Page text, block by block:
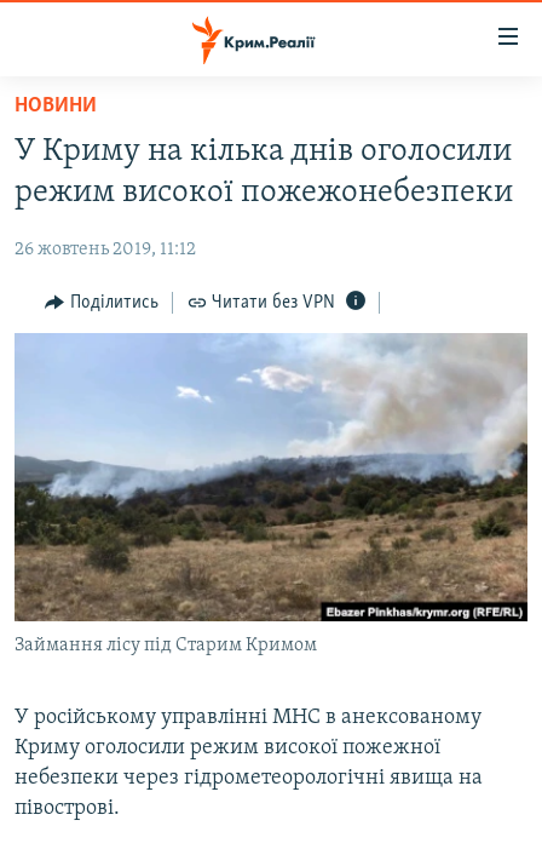
Перейти
основного
матеріалу
Перейти
до
навігації
Перейти
ВОДА.КРИМ
ВІДЕО ТА ФОТО
ПОЛІТИКА
БЛОГИ
СПЕЦПРОЕКТИ
ДЕПОРТАЦІЯ
ВІДЕОУРОКИ «ELIFBE»
СВІДЧЕННЯ ОКУПАЦІЇ
УКРАЇНСЬКА ПРОБЛЕМА КРИМУ
ЯК ОБІЙТИ БЛОКУВАННЯ
Русский
Qırımtatar
Усі сайти RFE/RL
НОВИНИ
У Криму на кілька днів оголосили
режим високої пожежонебезпеки
26 жовтень 2019, 11:12
Поділитись Читати без VPN
Займання лісу під Старим Кримом
У російському управлінні МНС в анексованому
Криму оголосили режим високої пожежної
небезпеки через гідрометеорологічні явища на
півострові.